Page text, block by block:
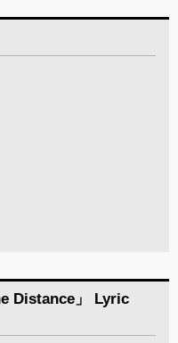
Distance」 Lyric